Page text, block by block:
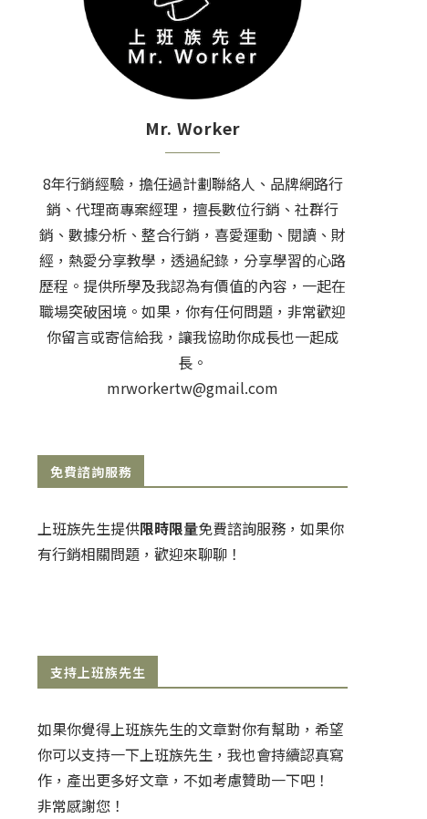
Mr. Worker
8年行銷經驗，擔任過計劃聯絡人、品牌網路行
銷、代理商專案經理，擅長數位行銷、社群行
銷、數據分析、整合行銷，喜愛運動、閱讀、財
經，熱愛分享教學，透過紀錄，分享學習的心路
歷程。提供所學及我認為有價值的內容，一起在
職場突破困境。如果，你有任何問題，非常歡迎
你留言或寄信給我，讓我協助你成長也一起成
長。
mrworkertw@gmail.com
免費諮詢服務
上班族先生提供限時限量免費諮詢服務，如果你
有行銷相關問題，歡迎來聊聊！
支持上班族先生
如果你覺得上班族先生的文章對你有幫助，希望
你可以支持一下上班族先生，我也會持續認真寫
作，產出更多好文章，不如考慮贊助一下吧！
非常感謝您！